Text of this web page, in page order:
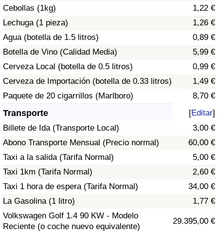
Cebollas (1kg)
1,22 €
Lechuga (1 pieza)
1,26 €
Agua (botella de 1.5 litros)
0,89 €
Botella de Vino (Calidad Media)
5,99 €
Cerveza Local (botella de 0.5 litros)
0,99 €
Cerveza de Importación (botella de 0.33 litros)
1,49 €
Paquete de 20 cigarrillos (Marlboro)
8,70 €
Transporte [Editar]
Billete de Ida (Transporte Local)
3,00 €
Abono Transporte Mensual (Precio normal)
60,00 €
Taxi a la salida (Tarifa Normal)
5,00 €
Taxi 1km (Tarifa Normal)
2,60 €
Taxi 1 hora de espera (Tarifa Normal)
34,00 €
La Gasolina (1 litro)
1,77 €
Volkswagen Golf 1.4 90 KW - Modelo
Reciente (o coche nuevo equivalente)
29.395,00 €
Índice de Contaminación por País
Tráfico
Índice de Tráfico
Índice de Tráfico (Actual)
Índice de Tráfico por País